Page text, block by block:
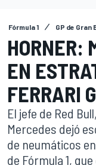
Fórmula 1 GP de Gran
HORNER:
EN
FERRARI
El jefe de Red
Mercedes dejó
de neumáticos
de Fórmula 1,